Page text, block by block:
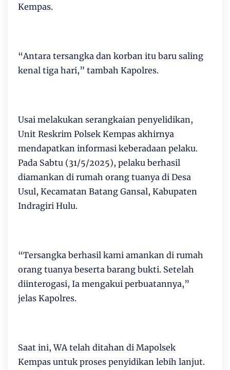
Kempas.
“Antara tersangka dan korban itu baru saling
kenal tiga hari,” tambah Kapolres.
Usai melakukan serangkaian penyelidikan,
Unit Reskrim Polsek Kempas akhirnya
mendapatkan informasi keberadaan pelaku.
Pada Sabtu (31/5/2025), pelaku berhasil
diamankan di rumah orang tuanya di Desa
Usul, Kecamatan Batang Gansal, Kabupaten
Indragiri Hulu.
“Tersangka berhasil kami amankan di rumah
orang tuanya beserta barang bukti. Setelah
diinterogasi, Ia mengakui perbuatannya,”
jelas Kapolres.
Saat ini, WA telah ditahan di Mapolsek
Kempas untuk proses penyidikan lebih lanjut.